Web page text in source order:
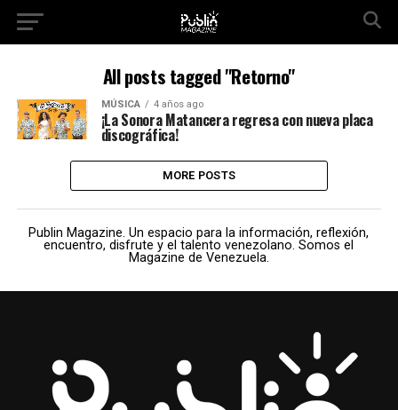
All posts tagged "Retorno"
MÚSICA 4 años ago
¡La Sonora Matancera regresa con nueva placa
discográfica!
MORE POSTS
Publin Magazine. Un espacio para la información, reflexión,
encuentro, disfrute y el talento venezolano. Somos el
Magazine de Venezuela.